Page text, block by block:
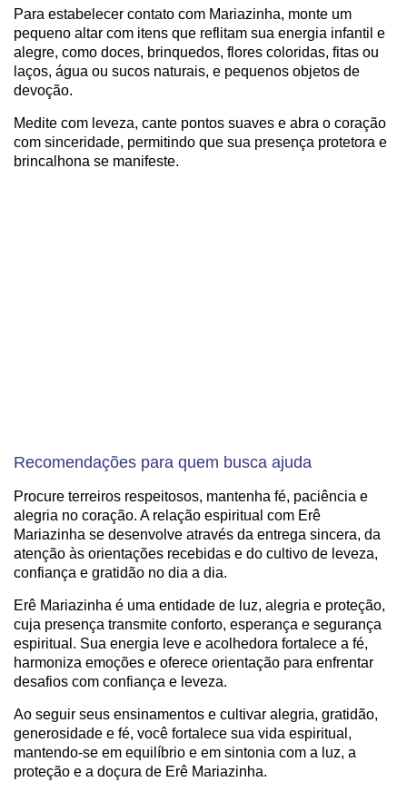
Para estabelecer contato com Mariazinha, monte um
pequeno altar com itens que reflitam sua energia infantil e
alegre, como doces, brinquedos, flores coloridas, fitas ou
laços, água ou sucos naturais, e pequenos objetos de
devoção.
Medite com leveza, cante pontos suaves e abra o coração
com sinceridade, permitindo que sua presença protetora e
brincalhona se manifeste.
Recomendações para quem busca ajuda
Procure terreiros respeitosos, mantenha fé, paciência e
alegria no coração. A relação espiritual com Erê
Mariazinha se desenvolve através da entrega sincera, da
atenção às orientações recebidas e do cultivo de leveza,
confiança e gratidão no dia a dia.
Erê Mariazinha é uma entidade de luz, alegria e proteção,
cuja presença transmite conforto, esperança e segurança
espiritual. Sua energia leve e acolhedora fortalece a fé,
harmoniza emoções e oferece orientação para enfrentar
desafios com confiança e leveza.
Ao seguir seus ensinamentos e cultivar alegria, gratidão,
generosidade e fé, você fortalece sua vida espiritual,
mantendo-se em equilíbrio e em sintonia com a luz, a
proteção e a doçura de Erê Mariazinha.